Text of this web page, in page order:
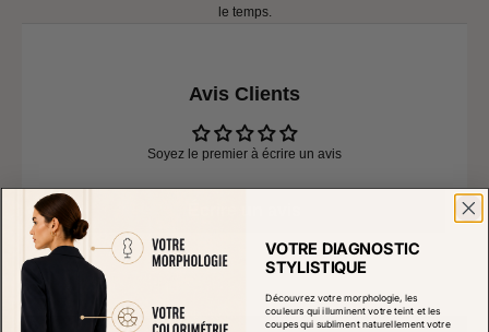
le temps.
Avis Clients
Soyez le premier à écrire un avis
VOTRE DIAGNOSTIC
STYLISTIQUE
Découvrez votre morphologie, les
couleurs qui illuminent votre teint et les
coupes qui subliment naturellement votre